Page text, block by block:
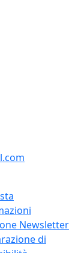
Newsletter
di